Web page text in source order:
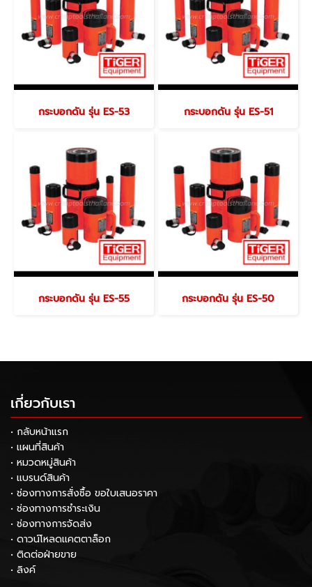
กระบอกดัน รุ่น ES-53 กระบอกดัน รุ่น ES-51
กระบอกดัน รุ่น ES-55 กระบอกดัน รุ่น ES-50
เกี่ยวกับเรา
• กลับหน้าแรก
• แผนที่สินค้า
• หมวดหมู่สินค้า
• แบรนด์สินค้า
• ช่องทางการสั่งซื้อ ขอใบเสนอราคา
• ช่องทางการชำระเงิน
• ช่องทางการจัดส่ง
• ดาวน์โหลดแคตตาล็อก
• ติดต่อฝ่ายขาย
• ลิงค์